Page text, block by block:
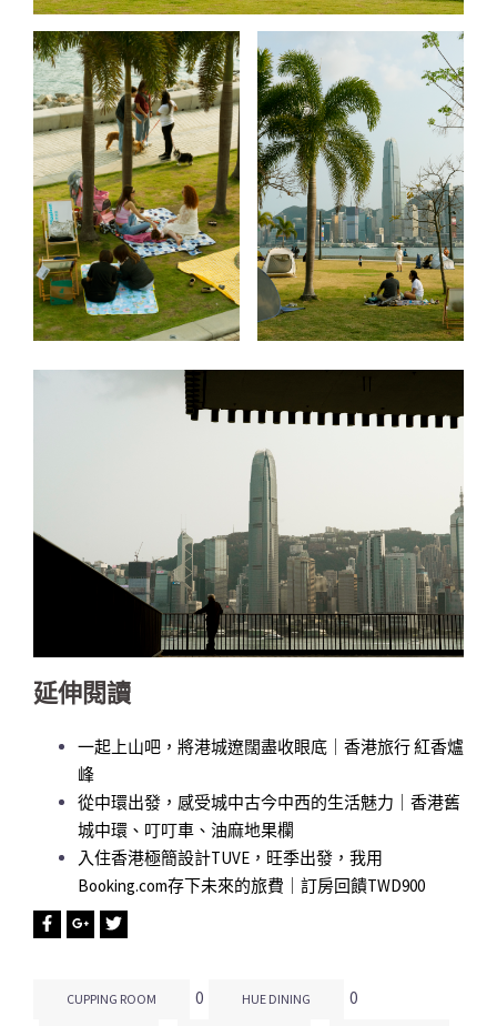
延伸閱讀
一起上山吧，將港城遼闊盡收眼底｜香港旅行 紅香爐
峰
從中環出發，感受城中古今中西的生活魅力｜香港舊
城中環、叮叮車、油麻地果欄
入住香港極簡設計TUVE，旺季出發，我用
Booking.com存下未來的旅費｜訂房回饋TWD900
CUPPING ROOM 0 HUE DINING 0